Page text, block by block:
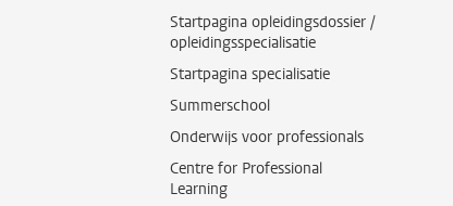
Startpagina opleidingsdossier /
opleidingsspecialisatie
Startpagina specialisatie
Summerschool
Onderwijs voor professionals
Centre for Professional
Learning